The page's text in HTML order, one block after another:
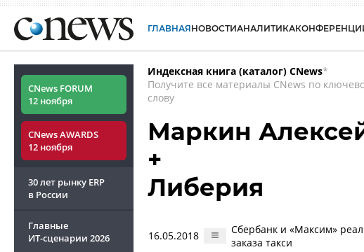
ГЛАВНАЯНОВОСТИАНАЛИТИКА
CNews FORUM
12 ноября
CNews AWARDS
12 ноября
30 лет рынку ERP
в России
Главные
ИТ-сценарии 2026
Индексная книга (каталог) CNews*
Получите все материалы CNews по
слову
Маркин
+
Либерия
16.05.2018
Сбербанк и «Максим»
заказа такси